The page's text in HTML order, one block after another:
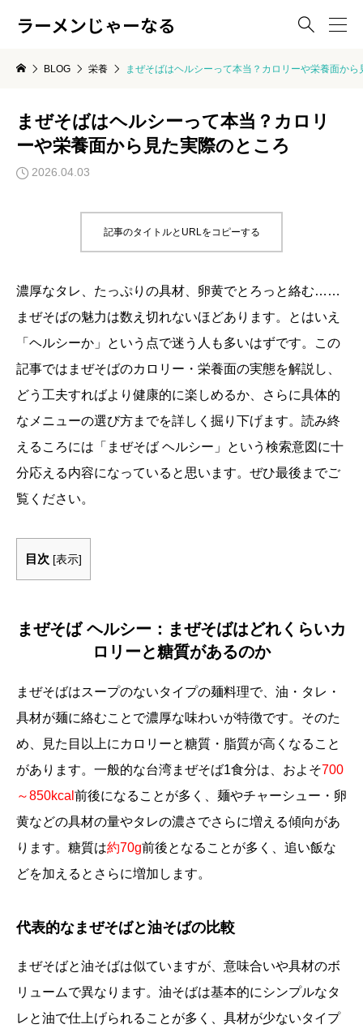
ラーメンじゃーなる 
BLOG 栄養 まぜそばはヘルシーって本当？カロリーや栄養面から
まぜそばはヘルシーって本当？カロリ
ーや栄養面から見た実際のところ
2026.04.03
記事のタイトルとURLをコピーする
濃厚なタレ、たっぷりの具材、卵黄でとろっと絡む……
まぜそばの魅力は数え切れないほどあります。とはいえ
「ヘルシーか」という点で迷う人も多いはずです。この
記事ではまぜそばのカロリー・栄養面の実態を解説し、
どう工夫すればより健康的に楽しめるか、さらに具体的
なメニューの選び方までを詳しく掘り下げます。読み終
えるころには「まぜそば ヘルシー」という検索意図に十
分応える内容になっていると思います。ぜひ最後までご
覧ください。
目次 [表示]
まぜそば ヘルシー：まぜそばはどれくらいカ
ロリーと糖質があるのか
まぜそばはスープのないタイプの麺料理で、油・タレ・
具材が麺に絡むことで濃厚な味わいが特徴です。そのた
め、見た目以上にカロリーと糖質・脂質が高くなること
があります。一般的な台湾まぜそば1食分は、およそ700
～850kcal 前後になることが多く、麺やチャーシュー・卵
黄などの具材の量やタレの濃さでさらに増える傾向があ
ります。糖質は約70g前後となることが多く、追い飯な
どを加えるとさらに増加します。
代表的なまぜそばと油そばの比較
まぜそばと油そばは似ていますが、意味合いや具材のボ
リュームで異なります。油そばは基本的にシンプルなタ
レと油で仕上げられることが多く、具材が少ないタイプ